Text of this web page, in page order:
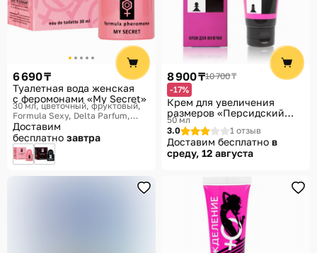
6 690 ₸
Туалетная вода женская
с феромонами «My Secret»
30 мл, цветочный, фруктовый
Formula Sexy, Delta Parfum,
Formula Pheromone
Доставим
бесплатно завтра
8 900 ₸10 700 ₸
-17%
Крем для увеличения
размеров «Персидский
Шах XXL»
50 мл
3.0
1 отзыв
Доставим бесплатно в
среду, 12 августа